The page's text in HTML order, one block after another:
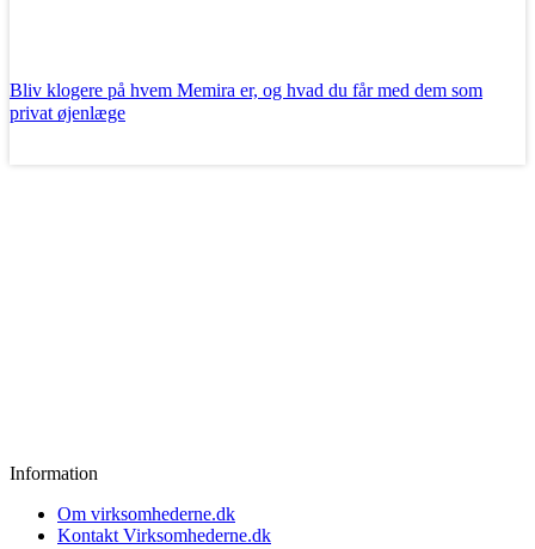
Bliv klogere på hvem Memira er, og hvad du får med dem som
privat øjenlæge
Information
Om virksomhederne.dk
Kontakt Virksomhederne.dk